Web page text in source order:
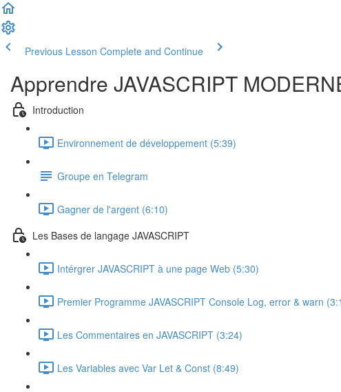
Previous Lesson Complete and Continue
Apprendre JAVASCRIPT
Introduction
Environnement de développement (5:39)
Groupe en Telegram
Gagner de l'argent (6:10)
Les Bases de langage JAVASCRIPT
Intérgrer JAVASCRIPT à une page Web (5:30)
Premier Programme JAVASCRIPT Console Log, error & warn
Les Commentaires en JAVASCRIPT (3:24)
Les Variables avec Var Let & Const (8:49)